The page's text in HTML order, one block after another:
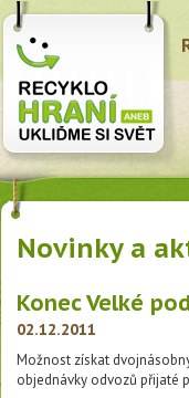
Novinky a
Konec Velké
02.12.2011
Možnost získat
objednávky odvozů přijaté